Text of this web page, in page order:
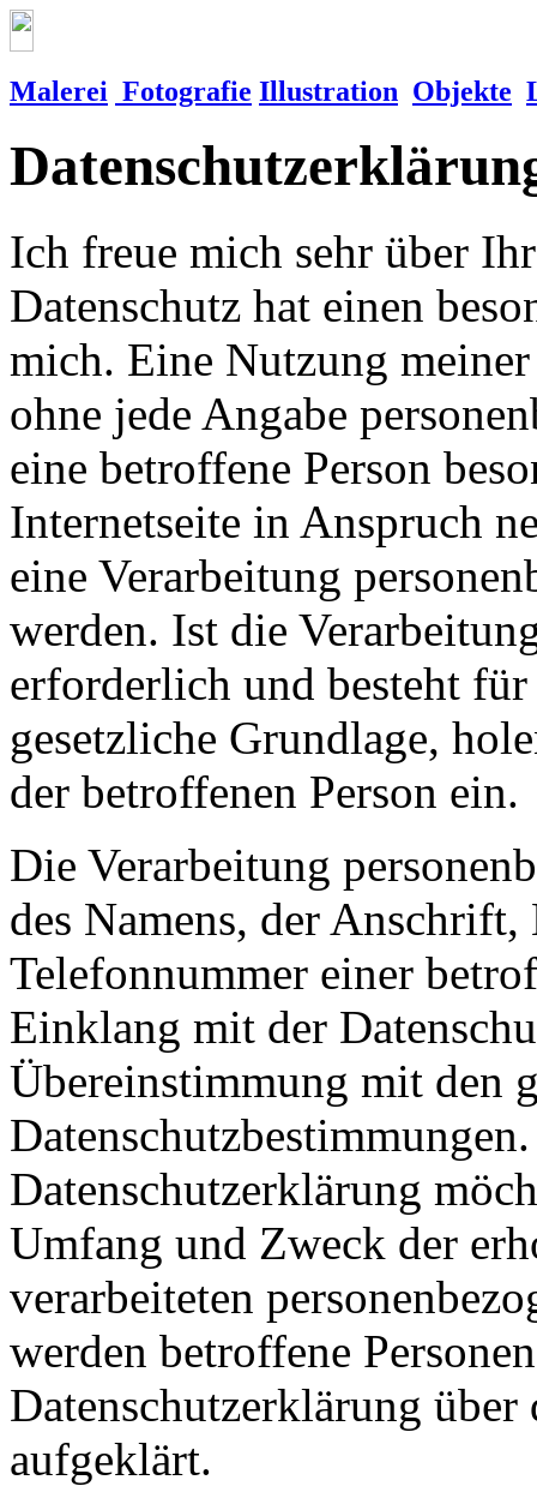
Malerei Fotografie Illustration Objekte
Ich freue mich sehr über
Datenschutz hat einen
mich. Eine Nutzung
ohne jede Angabe
eine betroffene Person
Internetseite in Anspruch
eine Verarbeitung
werden. Ist die
erforderlich und besteht
gesetzliche Grundlage,
der betroffenen Person ein.
Die Verarbeitung
des Namens, der
Telefonnummer einer
Einklang mit der
Übereinstimmung mit den
Datenschutzerklärung
Umfang und Zweck der
verarbeiteten
werden betroffene
Datenschutzerklärung über
aufgeklärt.